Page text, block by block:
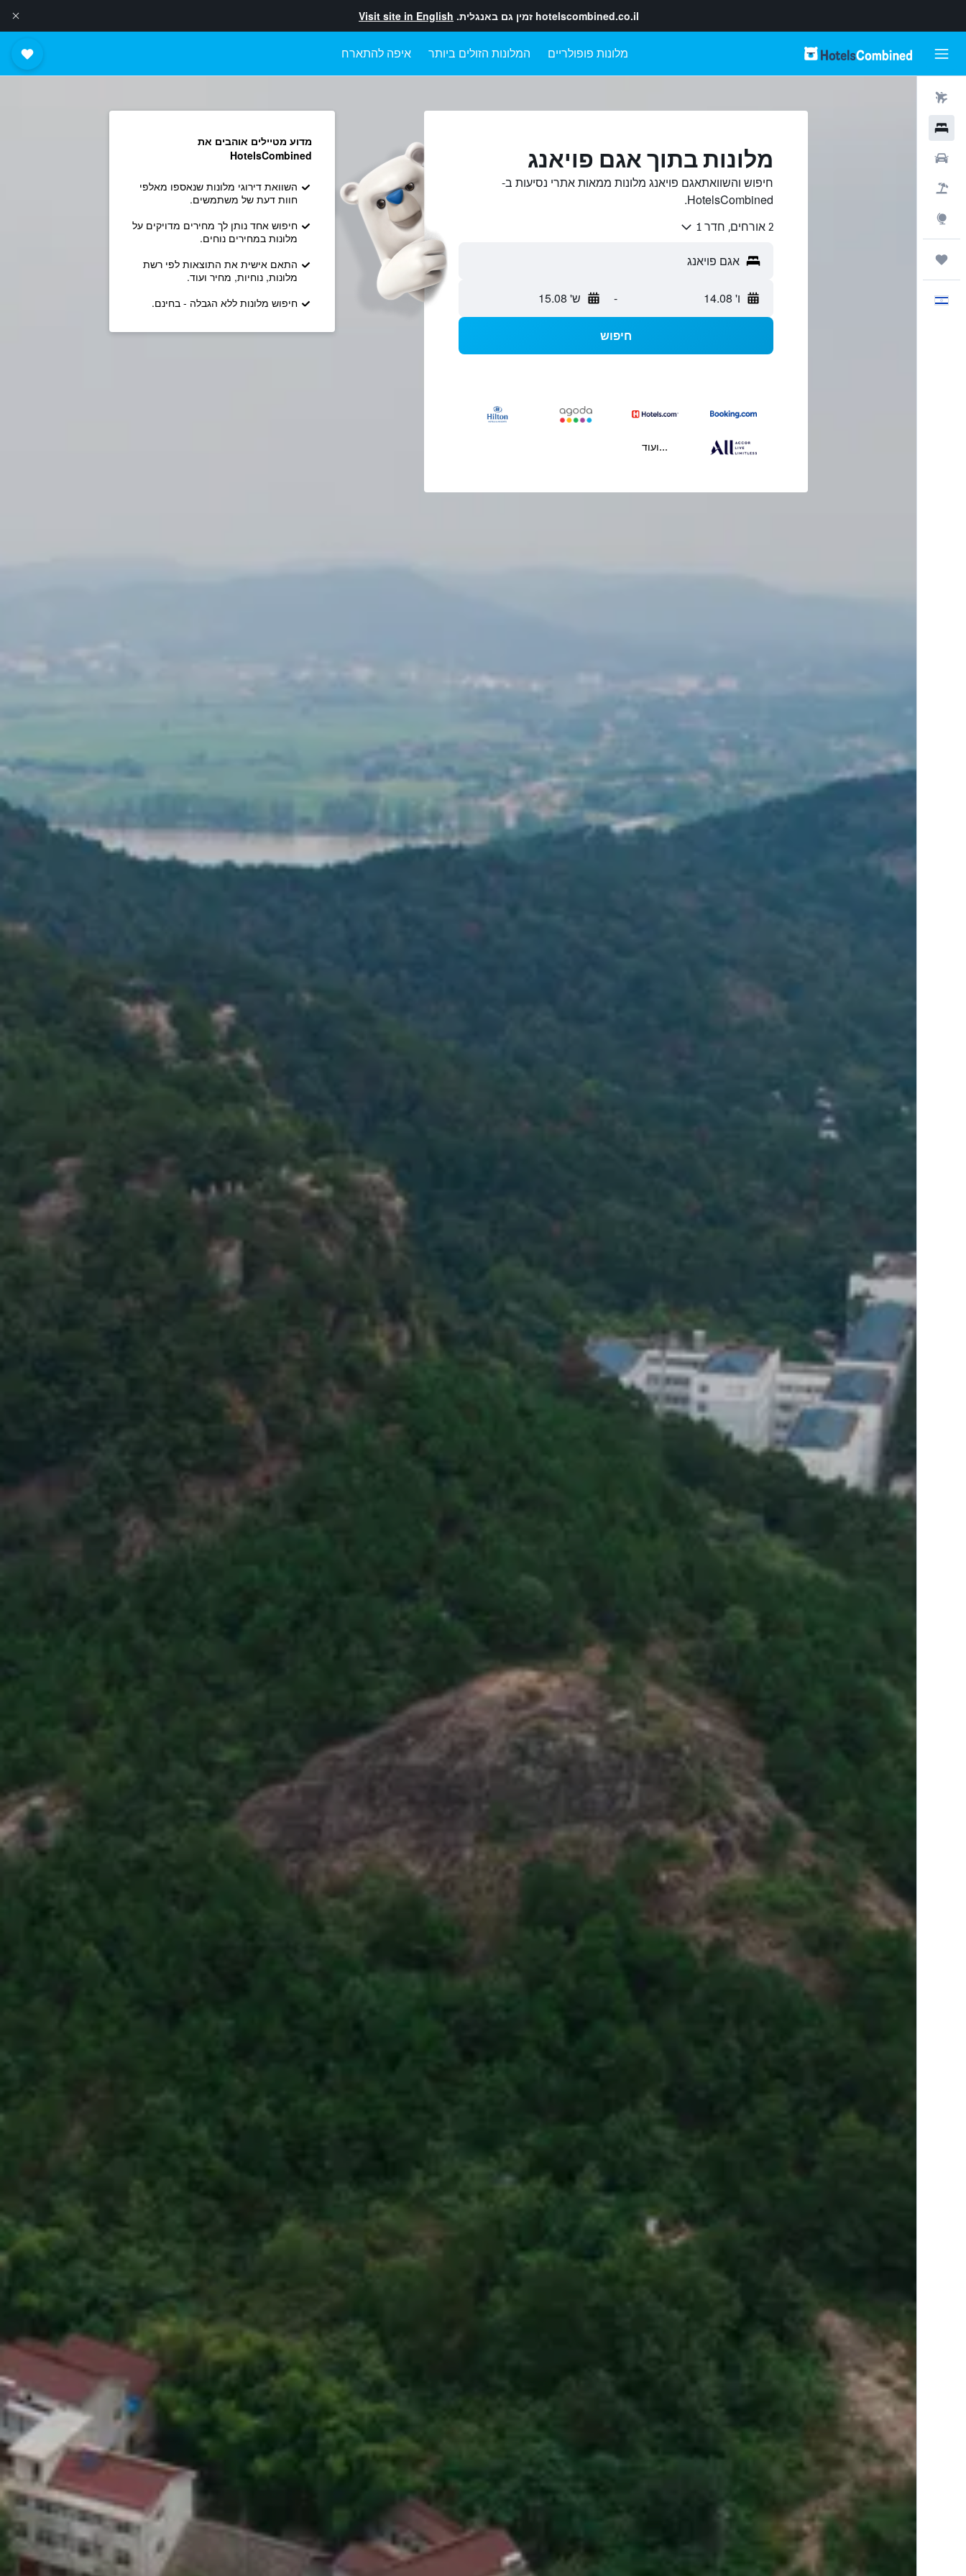
hotelscombined.co.il זמין גם באנגלית. Visit site in English
מלונות פופולריים המלונות הזולים ביותר איפה להתארח
מלונות בתוך אגם פויאנג
חיפוש והשוואתאגם פויאנג מלונות ממאות אתרי נסיעות ב-
HotelsCombined.
2 אורחים, חדר 1
ו' 14.08 - ש' 15.08
חיפוש
...ועוד
מדוע מטיילים אוהבים את
HotelsCombined
השוואת דירוגי מלונות שנאספו מאלפי
חוות דעת של משתמשים.
חיפוש אחד נותן לך מחירים מדויקים על
מלונות במחירים נוחים.
התאם אישית את התוצאות לפי רשת
מלונות, נוחיות, מחיר ועוד.
חיפוש מלונות ללא הגבלה - בחינם.